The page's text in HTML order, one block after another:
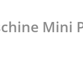
Mini